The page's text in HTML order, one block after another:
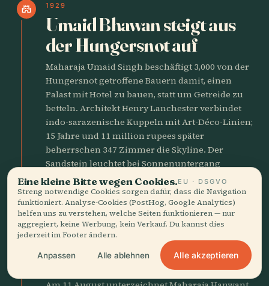
castle 1929
Umaid Bhawan steigt aus
der Hungersnot auf
Maharaja Umaid Singh beschäftigt 3,000 von der
Hungersnot getroffene Bauern damit, einen
Palast mit Hotel zu bauen, statt um Getreide zu
betteln. Architekt Henry Lanchester verbindet
indo-sarazenische Kuppeln mit Art-Déco-Linien;
15 Jahre und 11 million rupees später
beherrschen 347 Zimmer die Skyline. Der
Sandstein leuchtet bei Sonnenuntergang
honiggolden und ist aus 30 km Entfernung
sichtbar.
gavel 1947
Jodhpur tritt der Indischen
Union bei
Eine kleine Bitte wegen Cookies.EU · DSGVO
Streng notwendige Cookies sorgen dafür, dass die Navigation
funktioniert. Analyse-Cookies (PostHog, Google Analytics)
helfen uns zu verstehen, welche Seiten funktionieren — nur
aggregiert, keine Werbung, kein Verkauf. Du kannst dies
jederzeit im Footer ändern.
Anpassen Alle ablehnen Alle akzeptieren